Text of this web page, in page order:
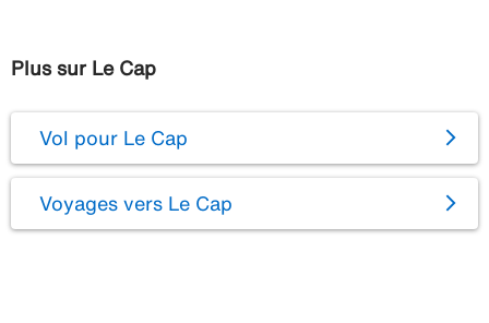
Plus sur Le Cap
Vol pour Le Cap
Voyages vers Le Cap